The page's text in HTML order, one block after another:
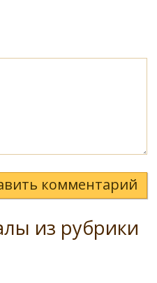
комментарий
из рубрики